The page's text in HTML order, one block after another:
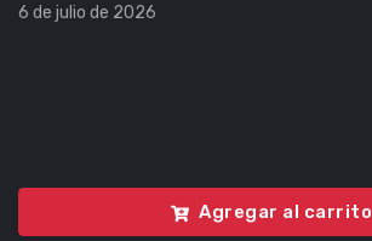
6 de julio de 2026
Agregar al carrito